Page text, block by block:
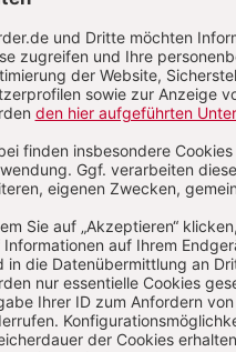
des Limes in den
Freigeländes
Mit der
Raetischen-Limes zum
­einer römischen
sich vom regionalen
des Welterbes in
und
laut seinen ­Machern